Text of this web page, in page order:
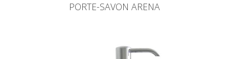
PORTE-SAVON ARENA